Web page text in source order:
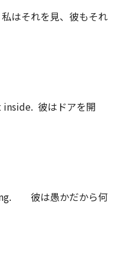
それを見、彼もそれ
彼はドアを開
彼は愚かだから何